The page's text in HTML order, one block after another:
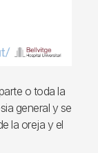
o toda la
general y se
la oreja y el